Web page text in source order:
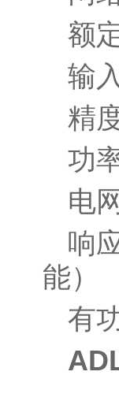
额
输
精
功
电
响
能）
有